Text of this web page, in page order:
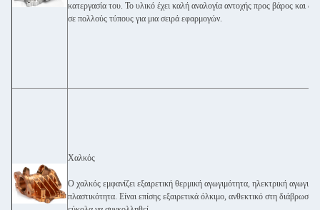
κατεργασία του. Το υλικό έχει καλή αναλογία αντοχής προς βάρος και
σε πολλούς τύπους για μια σειρά εφαρμογών.
Χαλκός
Ο χαλκός εμφανίζει εξαιρετική θερμική αγωγιμότητα, ηλεκτρική
πλαστικότητα. Είναι επίσης εξαιρετικά όλκιμο, ανθεκτικό στη διάβρωση